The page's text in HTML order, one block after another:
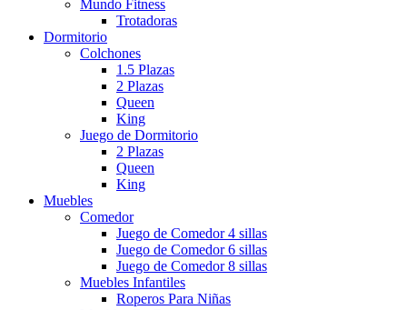
Mundo Fitness
Trotadoras
Dormitorio
Colchones
1.5 Plazas
2 Plazas
Queen
King
Juego de Dormitorio
2 Plazas
Queen
King
Muebles
Comedor
Juego de Comedor 4 sillas
Juego de Comedor 6 sillas
Juego de Comedor 8 sillas
Muebles Infantiles
Roperos Para Niñas